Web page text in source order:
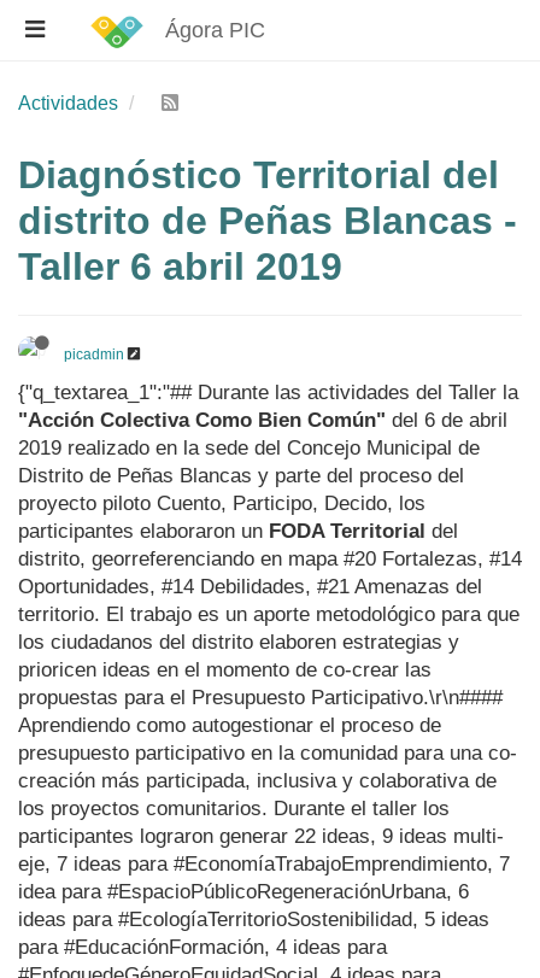
Ágora PIC
Actividades
Diagnóstico Territorial del
distrito de Peñas Blancas -
Taller 6 abril 2019
picadmin
{"q_textarea_1":"## Durante las actividades del Taller la
"Acción Colectiva Como Bien Común" del 6 de abril
2019 realizado en la sede del Concejo Municipal de
Distrito de Peñas Blancas y parte del proceso del
proyecto piloto Cuento, Participo, Decido, los
participantes elaboraron un FODA Territorial del
distrito, georreferenciando en mapa #20 Fortalezas, #14
Oportunidades, #14 Debilidades, #21 Amenazas del
territorio. El trabajo es un aporte metodológico para que
los ciudadanos del distrito elaboren estrategias y
prioricen ideas en el momento de co-crear las
propuestas para el Presupuesto Participativo.\r\n####
Aprendiendo como autogestionar el proceso de
presupuesto participativo en la comunidad para una co-
creación más participada, inclusiva y colaborativa de
los proyectos comunitarios. Durante el taller los
participantes lograron generar 22 ideas, 9 ideas multi-
eje, 7 ideas para #EconomíaTrabajoEmprendimiento, 7
idea para #EspacioPúblicoRegeneraciónUrbana, 6
ideas para #EcologíaTerritorioSostenibilidad, 5 ideas
para #EducaciónFormación, 4 ideas para